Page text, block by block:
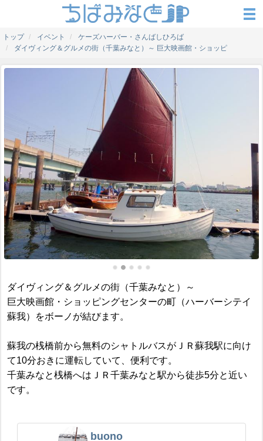
トップ イベント
ケーズハーバー・さんばしひろば
ダイヴィング＆グルメの街（千葉みなと）～ 巨大映画館・ショッピ
ダイヴィング＆グルメの街（千葉みなと）～
巨大映画館・ショッピングセンターの町（ハーバーシテイ
蘇我）をボーノが結びます。
蘇我の桟橋前から無料のシャトルバスがＪＲ蘇我駅に向け
て10分おきに運転していて、便利です。
千葉みなと桟橋へはＪＲ千葉みなと駅から徒歩5分と近い
です。
buono